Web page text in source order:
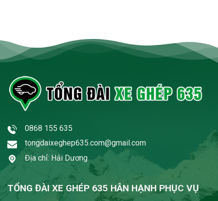
0868 155 635
tongdaixeghep635.com@gmail.com
Địa chỉ: Hải Dương
TỔNG ĐÀI XE GHÉP 635 HÂN HẠNH PHỤC VỤ